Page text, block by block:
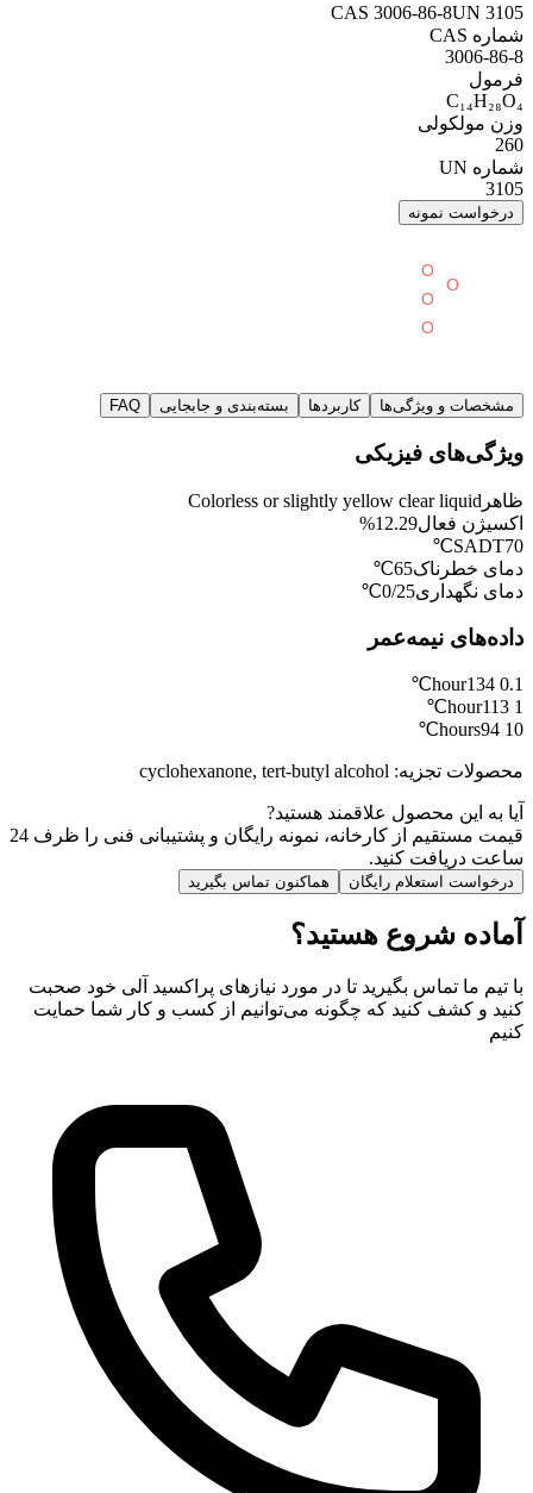
CAS 3006-86-8UN 3105
شماره CAS
3006-86-8
فرمول
C₁₄H₂₈O₄
وزن مولکولی
260
شماره UN
3105
درخواست نمونه
مشخصات و ویژگی‌ها کاربردها بسته‌بندی و جابجایی FAQ
ویژگی‌های فیزیکی
ظاهر Colorless or slightly yellow clear liquid
اکسیژن فعال12.29%
SADT70℃
دمای خطرناک65℃
دمای نگهداری0/25℃
داده‌های نیمه‌عمر
0.1 hour
134℃
1 hour
113℃
10 hours
94℃
محصولات تجزیه:
cyclohexanone, tert-butyl alcohol
آیا به این محصول علاقمند هستید?
قیمت مستقیم از کارخانه، نمونه رایگان و پشتیبانی فنی را ظرف 24
ساعت دریافت کنید.
درخواست استعلام رایگان هماکنون تماس بگیرید
آماده شروع هستید؟
با تیم ما تماس بگیرید تا در مورد نیازهای پراکسید آلی خود صحبت
کنید و کشف کنید که چگونه می‌توانیم از کسب و کار شما حمایت
کنیم